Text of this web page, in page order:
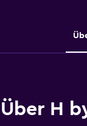
Über H